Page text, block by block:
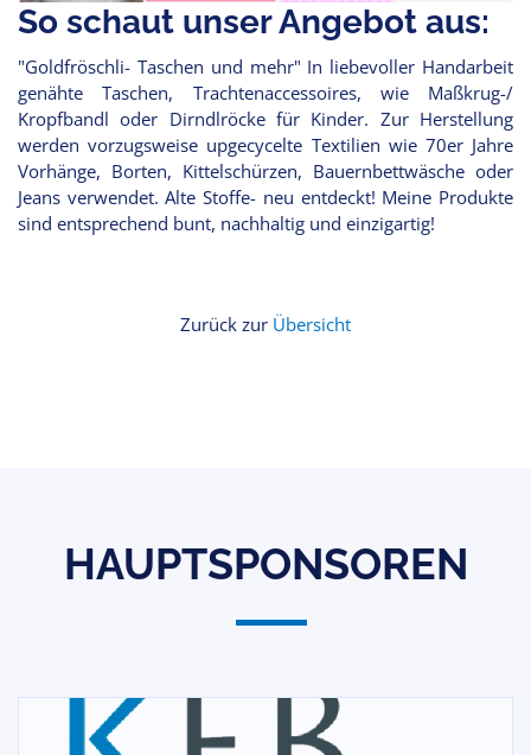
So schaut unser Angebot aus:
"Goldfröschli- Taschen und mehr" In liebevoller Handarbeit
genähte Taschen, Trachtenaccessoires, wie Maßkrug-/
Kropfbandl oder Dirndlröcke für Kinder. Zur Herstellung
werden vorzugsweise upgecycelte Textilien wie 70er Jahre
Vorhänge, Borten, Kittelschürzen, Bauernbettwäsche oder
Jeans verwendet. Alte Stoffe- neu entdeckt! Meine Produkte
sind entsprechend bunt, nachhaltig und einzigartig!
Zurück zur Übersicht
HAUPTSPONSOREN